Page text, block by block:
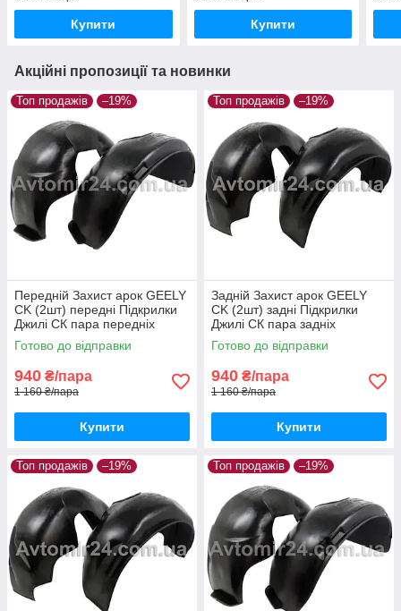
Купити Купити
Акційні пропозиції та новинки
Топ продажів –19%
Передній Захист арок GEELY
СK (2шт) передні Підкрилки
Джилі СК пара передніх
Готово до відправки
940 ₴/пара
1 160 ₴/пара
Купити
Топ продажів –19%
Задній Захист арок GEELY
СK (2шт) задні Підкрилки
Джилі СК пара задніх
Готово до відправки
940 ₴/пара
1 160 ₴/пара
Купити
Топ продажів –19% Топ продажів –19%